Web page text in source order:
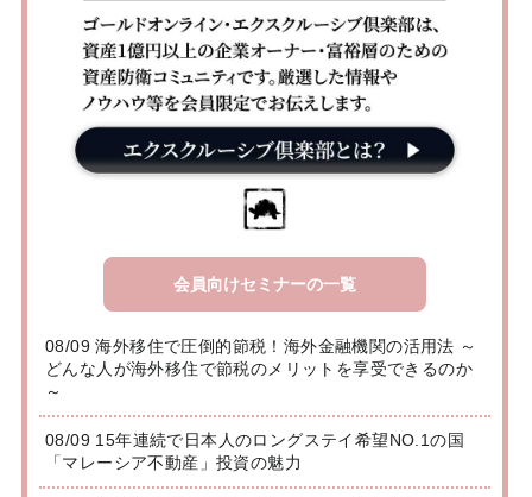
会員向けセミナーの一覧
08/09 海外移住で圧倒的節税！海外金融機関の活用法 ～
どんな人が海外移住で節税のメリットを享受できるのか
～
08/09 15年連続で日本人のロングステイ希望NO.1の国
「マレーシア不動産」投資の魅力